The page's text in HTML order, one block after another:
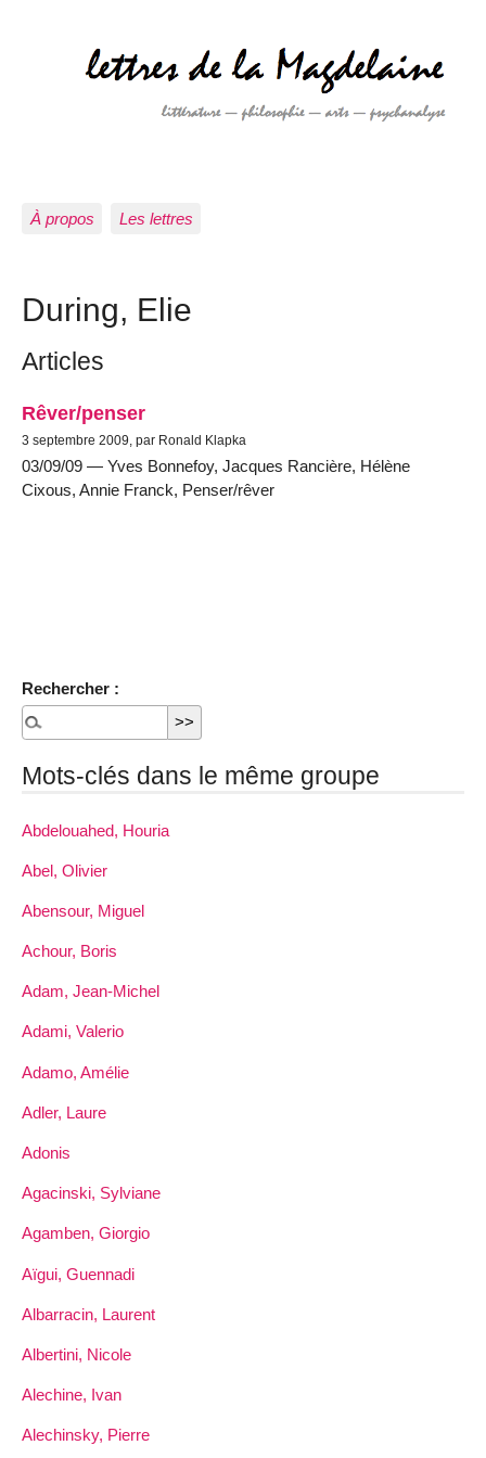
À propos Les lettres
During, Elie
Articles
Rêver/penser
3 septembre 2009, par Ronald Klapka
03/09/09 — Yves Bonnefoy, Jacques Rancière, Hélène
Cixous, Annie Franck, Penser/rêver
Rechercher :
Mots-clés dans le même groupe
Abdelouahed, Houria
Abel, Olivier
Abensour, Miguel
Achour, Boris
Adam, Jean-Michel
Adami, Valerio
Adamo, Amélie
Adler, Laure
Adonis
Agacinski, Sylviane
Agamben, Giorgio
Aïgui, Guennadi
Albarracin, Laurent
Albertini, Nicole
Alechine, Ivan
Alechinsky, Pierre